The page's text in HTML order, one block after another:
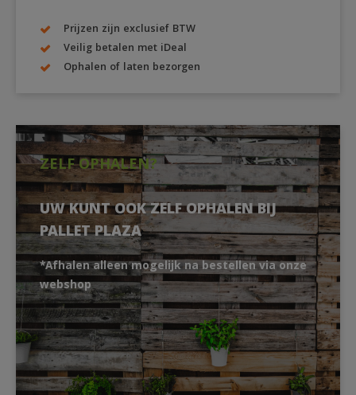
Prijzen zijn exclusief BTW
Veilig betalen met iDeal
Ophalen of laten bezorgen
ZELF OPHALEN?
UW KUNT OOK ZELF OPHALEN BIJ
PALLET PLAZA
*Afhalen alleen mogelijk na bestellen via onze
webshop